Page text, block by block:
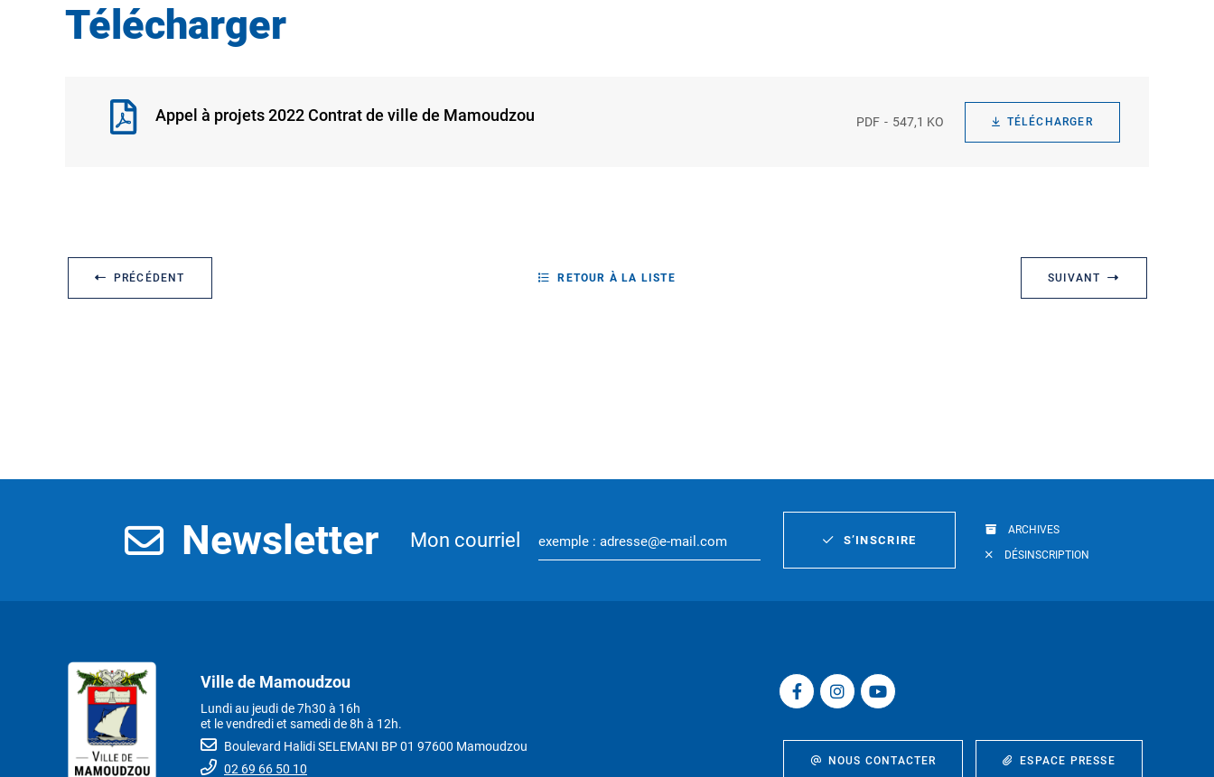
Télécharger
Appel à projets 2022 Contrat de ville de Mamoudzou PDF 547,1 KO TÉLÉCHARGER
PRÉCÉDENT RETOUR À LA LISTE SUIVANT
Newsletter Mon courriel S’INSCRIRE
ARCHIVES
DÉSINSCRIPTION
Ville de Mamoudzou
Lundi au jeudi de 7h30 à 16h
et le vendredi et samedi de 8h à 12h.
Boulevard Halidi SELEMANI BP 01 97600 Mamoudzou
02 69 66 50 10
NOUS CONTACTER ESPACE PRESSE